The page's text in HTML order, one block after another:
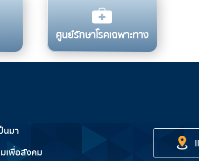
ศูนย์รักษาโรคเฉพาะทาง
นมา
เพื่อสังคม